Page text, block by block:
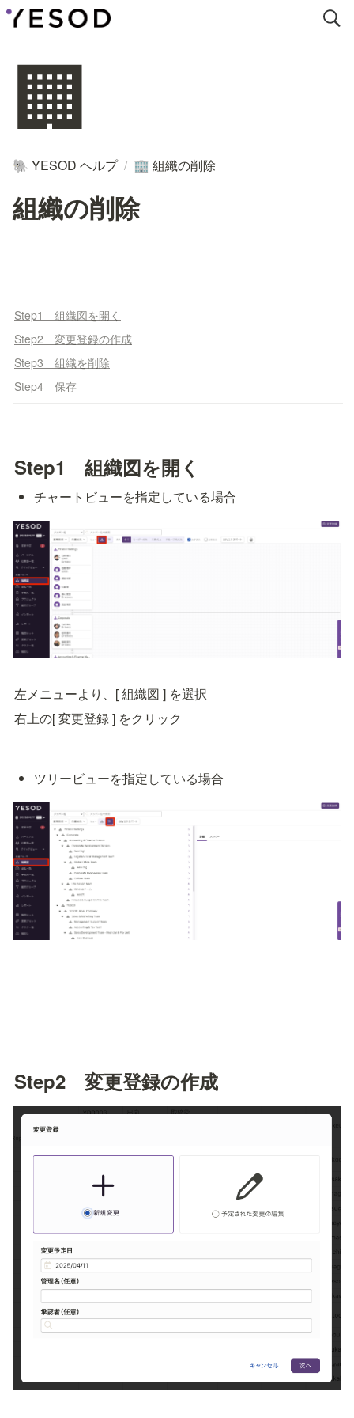
🏢
🐘 YESOD ヘルプ / 🏢 組織の削除
組織の削除
Step1 組織図を開く
Step2 変更登録の作成
Step3 組織を削除
Step4 保存
Step1　組織図を開く
チャートビューを指定している場合
左メニューより、[ 組織図 ] を選択
右上の[ 変更登録 ] をクリック
ツリービューを指定している場合
Step2　変更登録の作成